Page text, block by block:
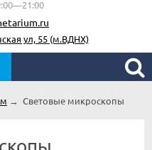
ул, 55 (м.ВДНХ)
→ Световые микроскопы